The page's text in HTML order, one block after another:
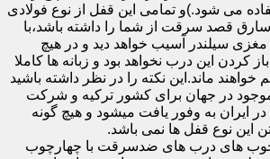
می شود.)و تمامی این قفل از نوع فولادی
قصد سرقت از شما را داشته باشد،با
سیلندر آسیب خواهد دید و در هیچ
کردن این درب نخواهد بود و زبانه ها کاملا
ماند.این نکته را در نظر داشته باشید
در جهان برای کشور ترکیه و شرکت
ایران به وفور یافت میشود و هیچ گونه
این نوع قفل ها نمی باشد.
های درب های ضدسرقت با چهارچوب